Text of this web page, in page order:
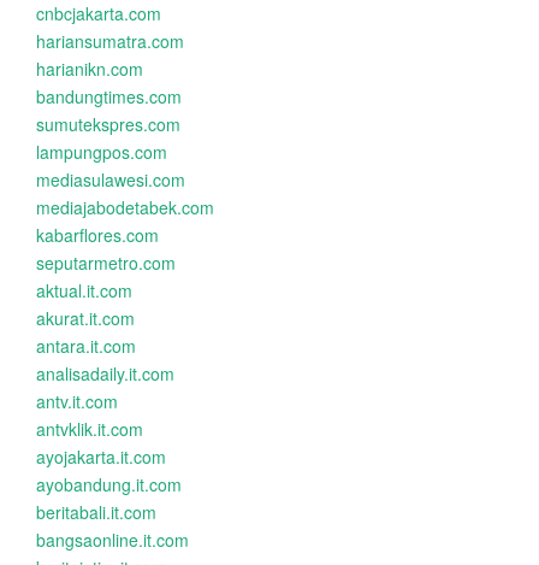
cnbcjakarta.com
hariansumatra.com
harianikn.com
bandungtimes.com
sumutekspres.com
lampungpos.com
mediasulawesi.com
mediajabodetabek.com
kabarflores.com
seputarmetro.com
aktual.it.com
akurat.it.com
antara.it.com
analisadaily.it.com
antv.it.com
antvklik.it.com
ayojakarta.it.com
ayobandung.it.com
beritabali.it.com
bangsaonline.it.com